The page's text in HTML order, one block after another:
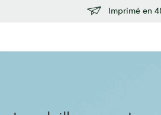
Imprimé en